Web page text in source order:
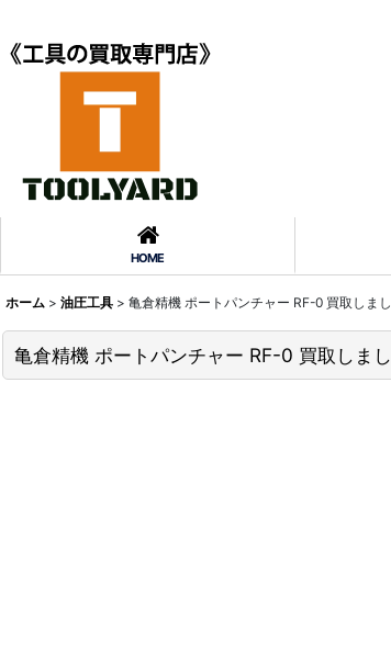
HOME
ホーム > 油圧工具 > 亀倉精機 ポートパンチャー RF-0 買取しまし
亀倉精機 ポートパンチャー RF-0 買取しまし